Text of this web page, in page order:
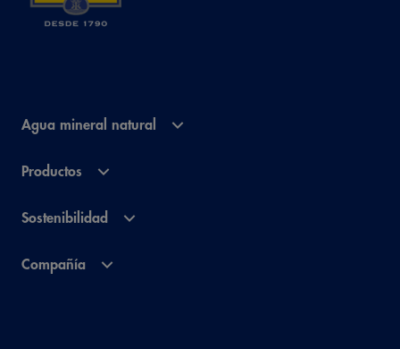
Agua mineral natural
Productos
Sostenibilidad
Compañía